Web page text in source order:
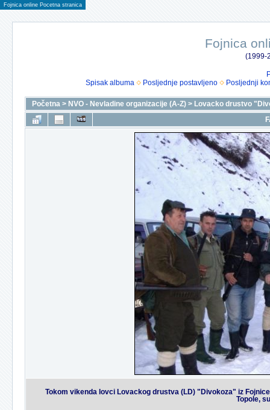
Fojnica online Pocetna stranica
Fojnica
(1999-
Spisak albuma
Posljednje postavljeno Posljednji
Početna > NVO - Nevladine organizacije (A-Z) > Lovacko drustvo
Tokom vikenda lovci Lovackog drustva (LD) "Divokoza" iz
Topole,